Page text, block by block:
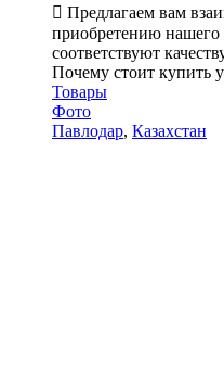
 Предлагаем вам
приобретению
соответствуют
Почему стоит купить
Товары
Фото
Павлодар, Казахстан